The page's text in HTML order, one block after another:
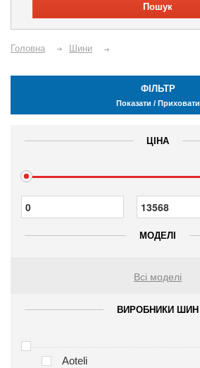
Пошук
Головна Шини
ФІЛЬТР
Показати / Приховати
ЦІНА
МОДЕЛІ
Всі моделі
ВИРОБНИКИ ШИН
Aoteli